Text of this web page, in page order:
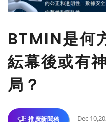
BTMIN是何
紜幕後或有
局？
推廣新聞稿 Dec